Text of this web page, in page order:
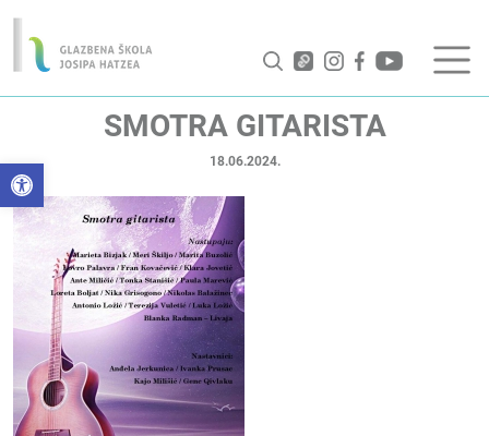
Open toolbar
SMOTRA GITARISTA
18.06.2024.